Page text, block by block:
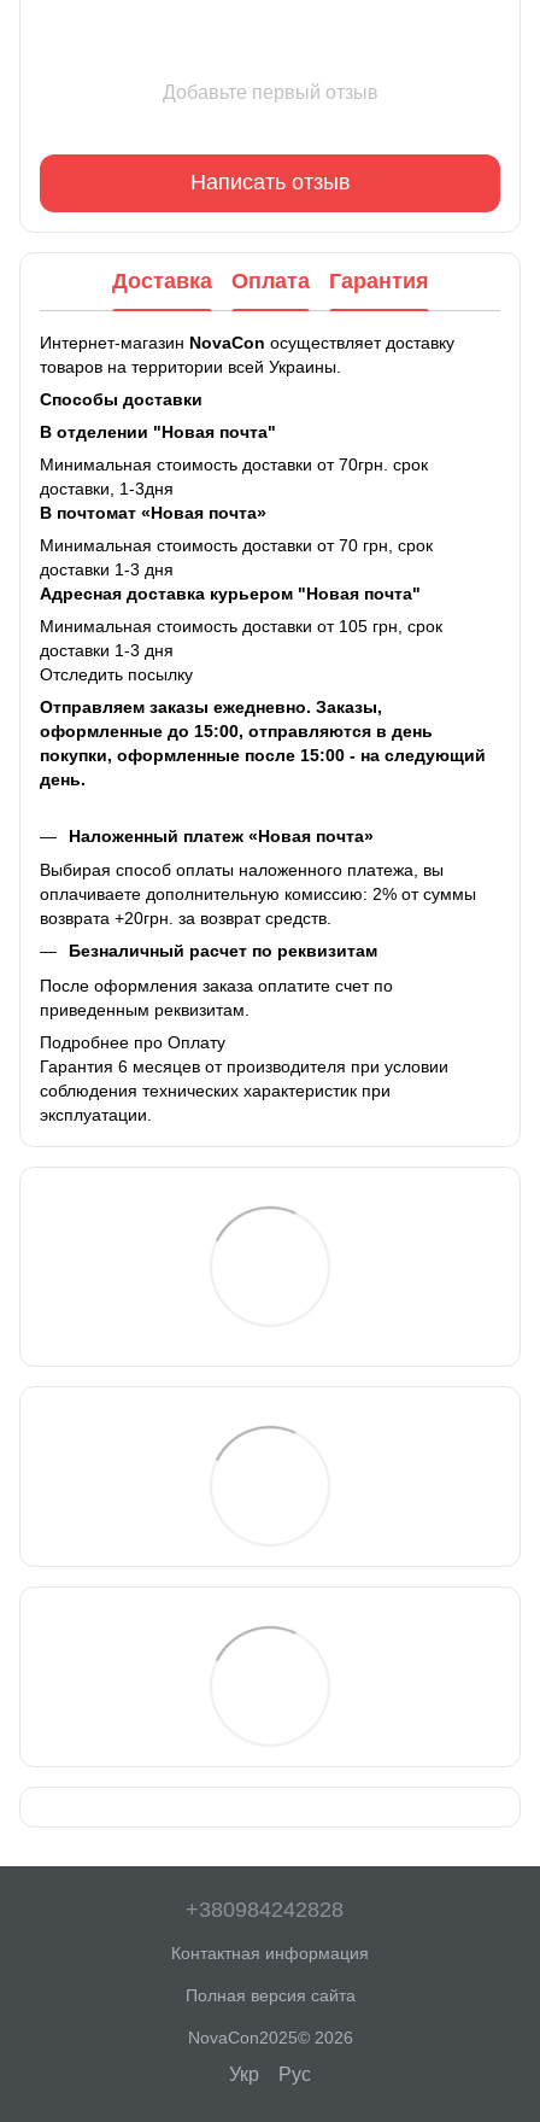
Добавьте первый отзыв
Написать отзыв
Доставка Оплата Гарантия
Интернет-магазин NovaCon осуществляет доставку
товаров на территории всей Украины.
Способы доставки
В отделении "Новая почта"
Минимальная стоимость доставки от 70грн. срок
доставки, 1-3дня
В почтомат «Новая почта»
Минимальная стоимость доставки от 70 грн, срок
доставки 1-3 дня
Адресная доставка курьером "Новая почта"
Минимальная стоимость доставки от 105 грн, срок
доставки 1-3 дня
Отследить посылку
Отправляем заказы ежедневно. Заказы,
оформленные до 15:00, отправляются в день
покупки, оформленные после 15:00 - на следующий
день.
Наложенный платеж «Новая почта»
Выбирая способ оплаты наложенного платежа, вы
оплачиваете дополнительную комиссию: 2% от суммы
возврата +20грн. за возврат средств.
Безналичный расчет по реквизитам
После оформления заказа оплатите счет по
приведенным реквизитам.
Подробнее про Оплату
Гарантия 6 месяцев от производителя при условии
соблюдения технических характеристик при
эксплуатации.
+380984242828
Контактная информация
Полная версия сайта
NovaCon2025© 2026
Укр Рус